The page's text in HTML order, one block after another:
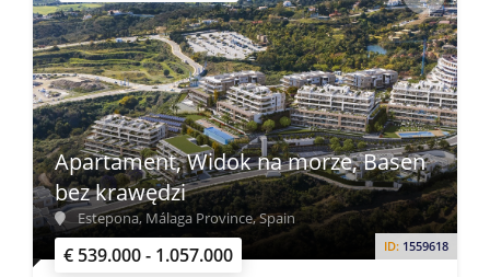
€ 539.000 - 1.057.000 ID: 1559618
Apartament, Widok na morze, Basen
bez krawędzi
Estepona, Málaga Province, Spain